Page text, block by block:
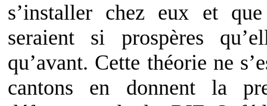
s’installer chez eux et
seraient si prospères
qu’avant. Cette théorie ne
cantons en donnent la